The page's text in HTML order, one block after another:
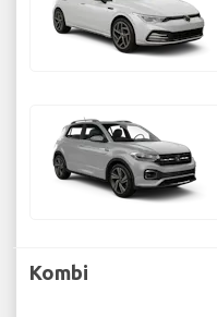
Kombi